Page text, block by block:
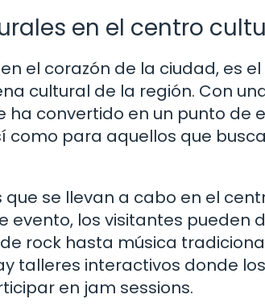
en el centro
el corazón de la ciudad, es
cultural de la región. Con
ha convertido en un punto de
como para aquellos que
se llevan a cabo en el
evento, los visitantes pueden
rock hasta música
talleres interactivos donde
en jam sessions.